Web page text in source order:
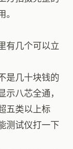
有几个可以立
是几十块钱的
八芯全通，
五类以上标
测试仪打一下